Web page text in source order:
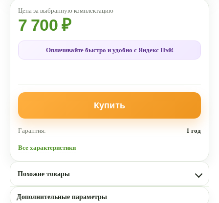
7 700 ₽
Оплачивайте быстро и удобно с Яндекс Пэй!
Купить
Гарантия: 1 год
Все характеристики
Похожие товары
Дополнительные параметры